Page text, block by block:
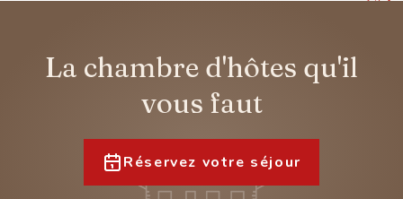
La chambre d'hôtes qu'il
vous faut
Réservez votre séjour